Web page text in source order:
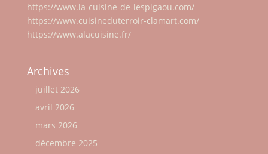
https://www.la-cuisine-de-lespigaou.com/
https://www.cuisineduterroir-clamart.com/
https://www.alacuisine.fr/
Archives
juillet 2026
avril 2026
mars 2026
décembre 2025